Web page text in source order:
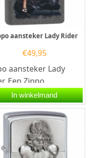
aansteker Lady Rider
€49,95
aansteker Lady
Een Zippo
is een
aansteker met de...
In winkelmand